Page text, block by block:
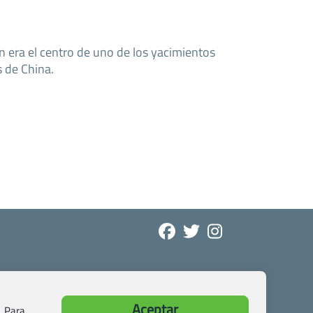
era el centro de uno de los yacimientos
China.